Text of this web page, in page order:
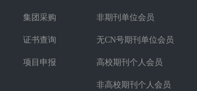
集团采购
证书查询
项目申报
非期刊单位会员
无CN号期刊单位会员
高校期刊个人会员
非高校期刊个人会员